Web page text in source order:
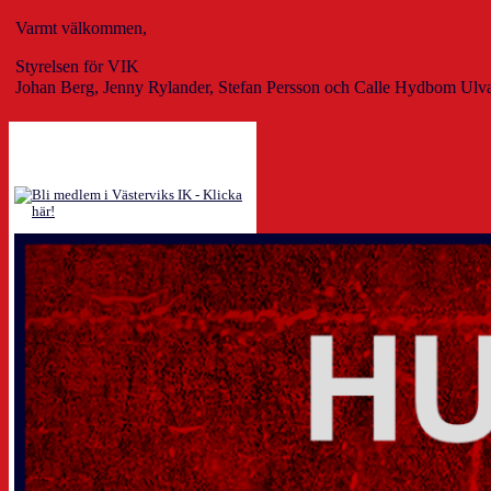
Varmt välkommen,
Styrelsen för VIK
Johan Berg, Jenny Rylander, Stefan Persson och Calle Hydbom